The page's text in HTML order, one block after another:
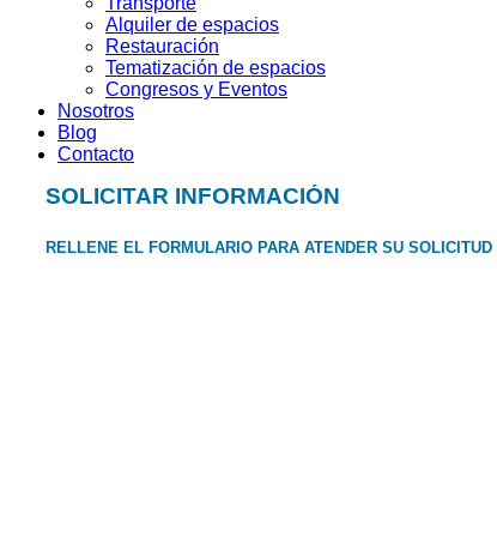
Alquiler de espacios
Restauración
Tematización de espacios
Congresos y Eventos
Nosotros
Blog
Contacto
SOLICITAR INFORMACIÓN
RELLENE EL FORMULARIO PARA ATENDER SU SOLICITUD